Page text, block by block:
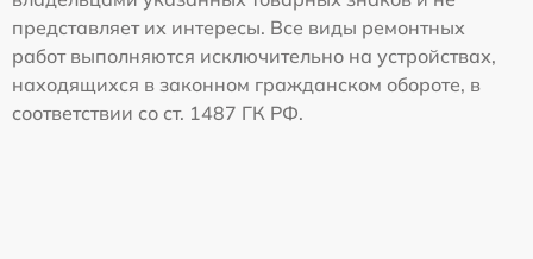
представляет их интересы. Все виды ремонтных
работ выполняются исключительно на устройствах,
находящихся в законном гражданском обороте, в
соответствии со ст. 1487 ГК РФ.